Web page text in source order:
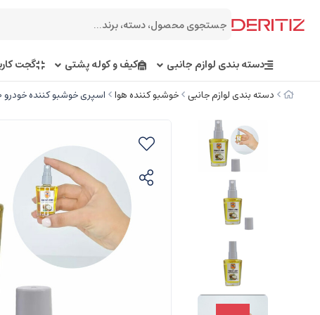
دسته بندی لوازم جانبی کیف و کوله پشتی گجت
دسته بندی لوازم جانبی خوشبو کننده هوا اسپری خوشبو کننده خودرو 10 میلی لیتر نارگیل تام کلین Tom Klein TC-FI10NDS car air freshener spray